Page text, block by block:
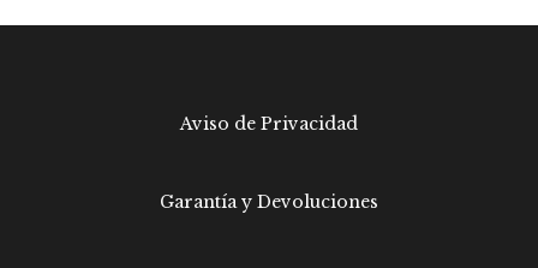
Aviso de Privacidad
Garantía y Devoluciones